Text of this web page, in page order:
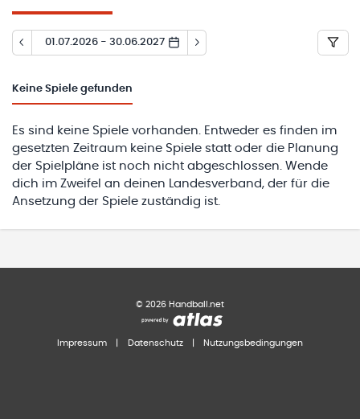
01.07.2026 - 30.06.2027
Keine Spiele gefunden
Es sind keine Spiele vorhanden. Entweder es finden im
gesetzten Zeitraum keine Spiele statt oder die Planung
der Spielpläne ist noch nicht abgeschlossen. Wende
dich im Zweifel an deinen Landesverband, der für die
Ansetzung der Spiele zuständig ist.
© 2026 Handball.net
Impressum Datenschutz Nutzungsbedingungen